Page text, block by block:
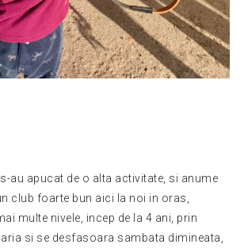
au apucat de o alta activitate, si anume
club foarte bun aici la noi in oras,
multe nivele, incep de la 4 ani, prin
si se desfasoara sambata dimineata,